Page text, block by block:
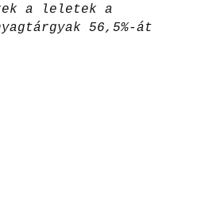
a leletek a
56,5%-át